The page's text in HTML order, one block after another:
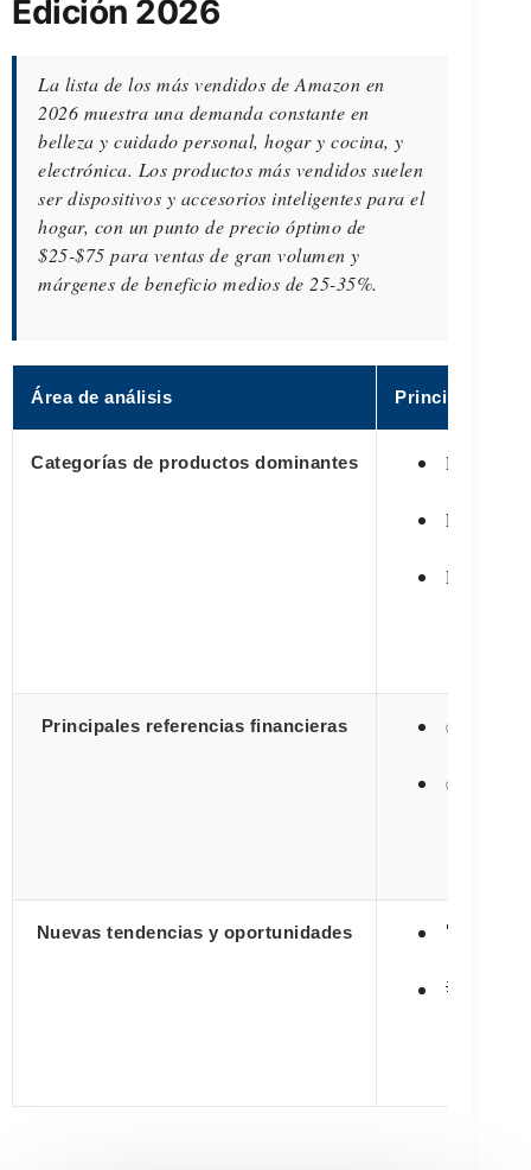
Edición 2026
La lista de los más vendidos de Amazon en
2026 muestra una demanda constante en
belleza y cuidado personal, hogar y cocina, y
electrónica. Los productos más vendidos suelen
ser dispositivos y accesorios inteligentes para el
hogar, con un punto de precio óptimo de
$25-$75 para ventas de gran volumen y
márgenes de beneficio medios de 25-35%.
Área de análisis Principales
Categorías de productos dominantes Los 3
Desglose
Líderes
Principales referencias financieras ✅
✅
Nuevas tendencias y oportunidades 🚀
💡